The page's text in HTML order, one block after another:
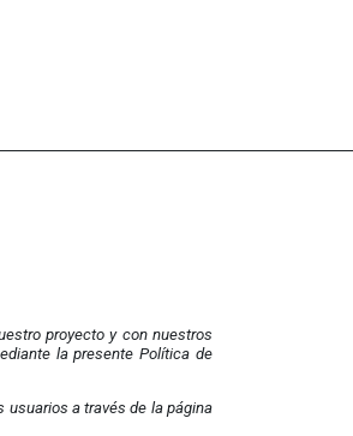
proyecto y con nuestros
la presente Política de
a través de la página